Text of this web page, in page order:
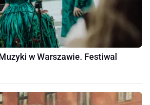
w Warszawie. Festiwal